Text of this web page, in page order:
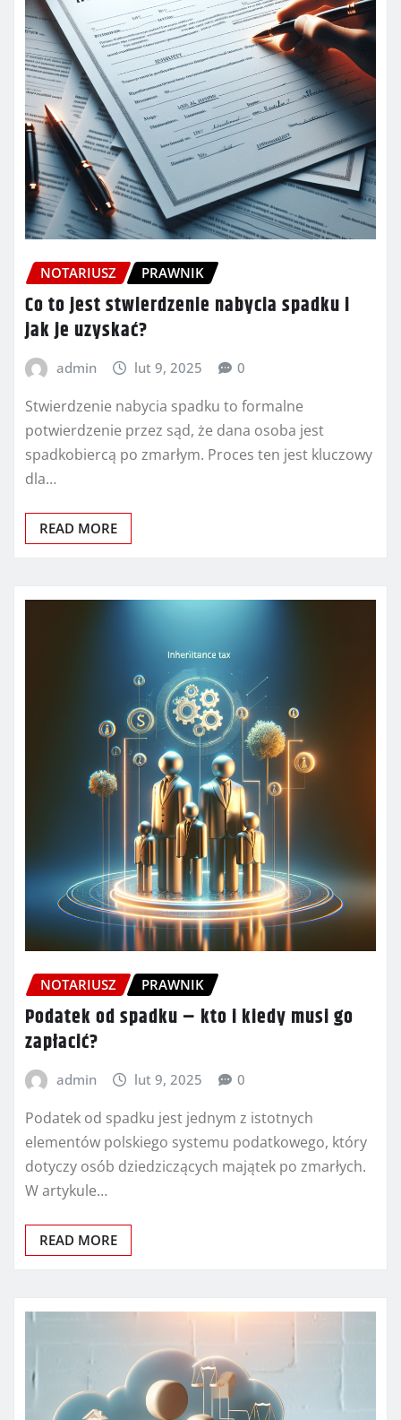
NOTARIUSZ PRAWNIK
Co to jest stwierdzenie nabycia spadku i
jak je uzyskać?
admin lut 9, 2025 0
Stwierdzenie nabycia spadku to formalne
potwierdzenie przez sąd, że dana osoba jest
spadkobiercą po zmarłym. Proces ten jest kluczowy
dla…
READ MORE
NOTARIUSZ PRAWNIK
Podatek od spadku – kto i kiedy musi go
zapłacić?
admin lut 9, 2025 0
Podatek od spadku jest jednym z istotnych
elementów polskiego systemu podatkowego, który
dotyczy osób dziedziczących majątek po zmarłych.
W artykule…
READ MORE